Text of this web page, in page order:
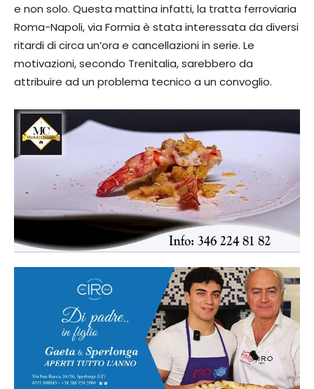
e non solo. Questa mattina infatti, la tratta ferroviaria
Roma-Napoli, via Formia è stata interessata da diversi
ritardi di circa un’ora e cancellazioni in serie. Le
motivazioni, secondo Trenitalia, sarebbero da
attribuire ad un problema tecnico a un convoglio.